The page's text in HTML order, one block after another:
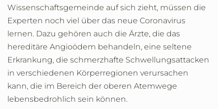
Wissenschaftsgemeinde auf sich zieht, müssen die
Experten noch viel über das neue Coronavirus
lernen. Dazu gehören auch die Ärzte, die das
hereditäre Angioödem behandeln, eine seltene
Erkrankung, die schmerzhafte Schwellungsattacken
in verschiedenen Körperregionen verursachen
kann, die im Bereich der oberen Atemwege
lebensbedrohlich sein können.